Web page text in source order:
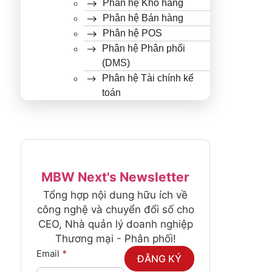
Phân hệ Kho hàng
Phân hệ Bán hàng
Phân hệ POS
Phân hệ Phân phối
(DMS)
Phân hệ Tài chính kế
toán
MBW Next's Newsletter
Tổng hợp nội dung hữu ích về
công nghệ và chuyển đổi số cho
CEO, Nhà quản lý doanh nghiệp
Thương mại - Phân phối!
Newsletter
Email * ĐĂNG KÝ